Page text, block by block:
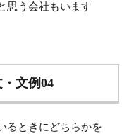
思う会社もいます
文例04
るときにどちらかを